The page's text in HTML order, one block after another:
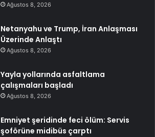
Ağustos 8, 2026
Netanyahu ve Trump, İran Anlaşması
Üzerinde Anlaştı
Ağustos 8, 2026
Yayla yollarında asfaltlama
çalışmaları başladı
Ağustos 8, 2026
Emniyet şeridinde feci ölüm: Servis
şoförüne midibüs çarptı